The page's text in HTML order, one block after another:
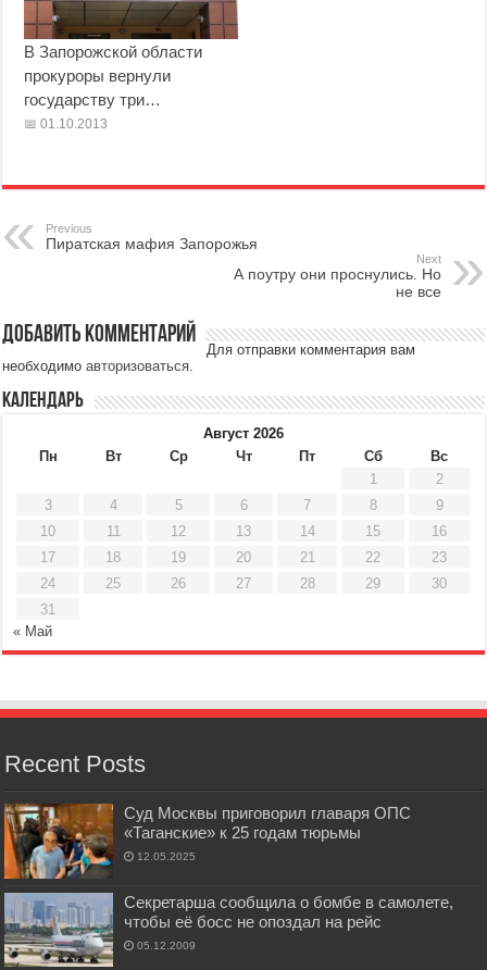
В Запорожской области
прокуроры вернули
государству три…
01.10.2013
Previous
Пиратская мафия Запорожья
Next
А поутру они проснулись. Но
не все
Добавить комментарий
Для отправки комментария вам
необходимоавторизоваться.
Календарь
Август 2026
Пн
Вт Ср Чт Пт Сб
Вс
1
2
3
4 5 6 7 8
9
10
11 12 13 14 15
16
17
18 19 20 21 22
23
24
25 26 27 28 29
30
31
« Май
Recent Posts
Суд Москвы приговорил главаря ОПС
«Таганские» к 25 годам тюрьмы
12.05.2025
Секретарша сообщила о бомбе в самолете,
чтобы её босс не опоздал на рейс
05.12.2009